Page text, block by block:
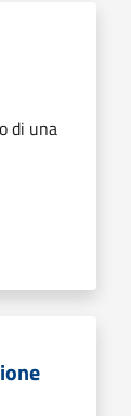
di una